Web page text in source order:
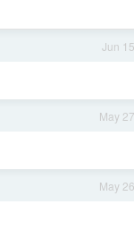
Jun 15
May 27
May 26